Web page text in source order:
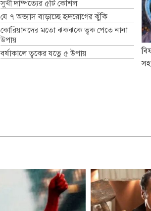
সুখী দাম্পত্যের ৫টি কৌশল
যে ৭ অভ্যাস বাড়াচ্ছে হৃদরোগের ঝুঁকি
কোরিয়ানদের মতো ঝকঝকে ত্বক পেতে নানা
উপায়
বর্ষাকালে ত্বকের যত্নে ৫ উপায়